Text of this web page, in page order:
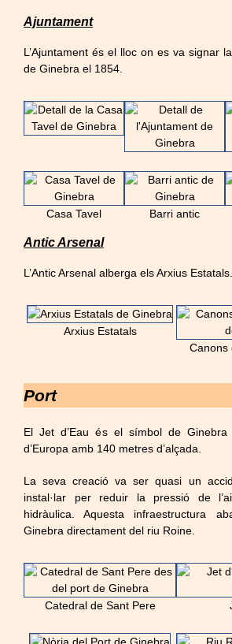
Ajuntament
L’Ajuntament és el lloc on es va signar
de Ginebra el 1854.
Casa Tavel Barri antic
Antic Arsenal
L’Antic Arsenal alberga els Arxius Estatals.
Arxius Estatals
Canons
Port
El Jet d’Eau és el símbol de
d’Europa amb 140 metres d’alçada.
La seva creació va ser quasi un
instal·lar per reduir la pressió de
hidràulica. Aquesta infraestructura
Ginebra directament del riu Roine.
Catedral de Sant Pere